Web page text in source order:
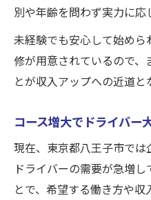
別や年齢を問わず実力に応
未経験でも安心して始め
修が用意されているので
とが収入アップへの近道と
コース増大でドライバー
現在、東京都八王子市では
ドライバーの需要が急増
とで、希望する働き方や